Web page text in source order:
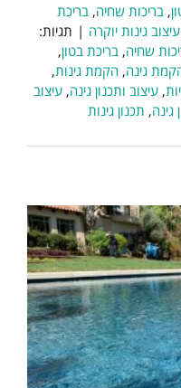
, בריכות שחיה, בריכת
עיצוב גינות יוקרה | תגיות:
שחיה, בריכת בטון,
גינה, הקמת גינות,
, עיצוב ותכנון גינה, עיצוב
גינה, תכנון גינות